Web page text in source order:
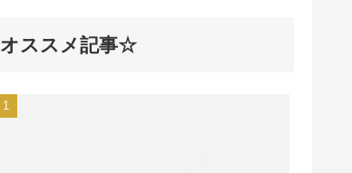
オススメ記事☆